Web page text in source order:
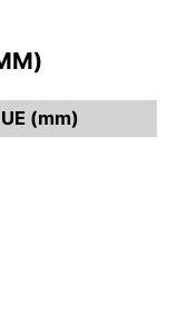
(mm)